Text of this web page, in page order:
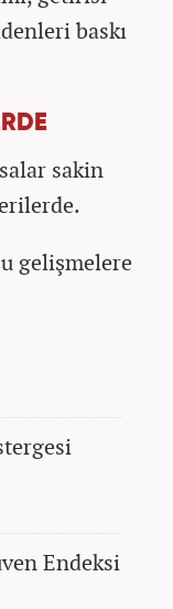
baskı
sakin
gelişmelere
Endeksi